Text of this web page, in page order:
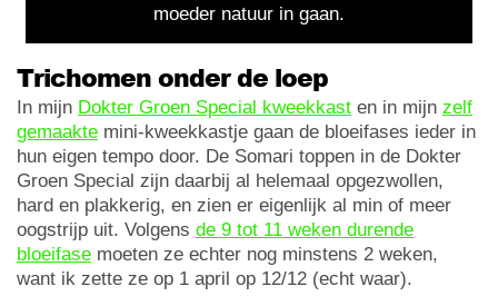
moeder natuur in gaan.
Trichomen onder de loep
In mijn Dokter Groen Special kweekkast en in mijn zelf
gemaakte mini-kweekkastje gaan de bloeifases ieder in
hun eigen tempo door. De Somari toppen in de Dokter
Groen Special zijn daarbij al helemaal opgezwollen,
hard en plakkerig, en zien er eigenlijk al min of meer
oogstrijp uit. Volgens de 9 tot 11 weken durende
bloeifase moeten ze echter nog minstens 2 weken,
want ik zette ze op 1 april op 12/12 (echt waar).